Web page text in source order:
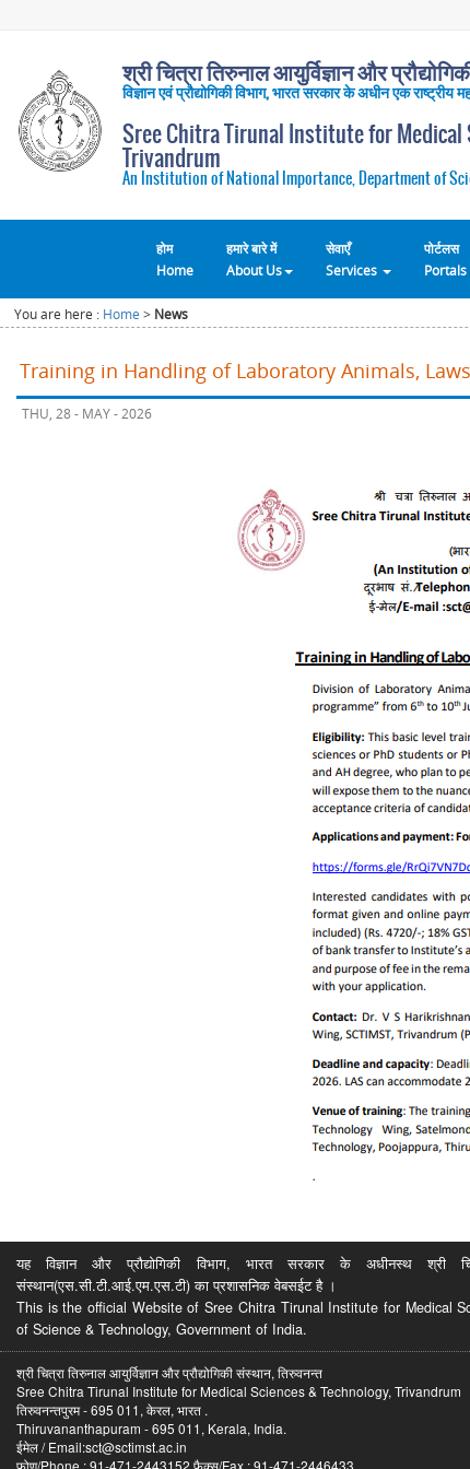
श्री चित्रा तिरुनाल आयुर्विज्ञान और
विज्ञान एवं प्रौद्योगिकी विभाग, भारत सरकार के अधीन एक राष्ट्रीय
Sree Chitra Tirunal Institute for Medical
Trivandrum
An Institution of National Importance, Department of
होम
Home
हमारे बारे में
About Us
सेवाएँ
Services
पोर्टलस
Portals
You are here : Home > News
Training in Handling of Laboratory Animals,
THU, 28 - MAY - 2026
यह विज्ञान और प्रौद्योगिकी विभाग, भारत सरकार के अधीनस्थ श्री
संस्थान(एस.सी.टी.आई.एम.एस.टी) का प्रशासनिक वेबसईट है ।
This is the official Website of Sree Chitra Tirunal Institute for Medical
of Science & Technology, Government of India.
श्री चित्रा तिरुनाल आयुर्विज्ञान और प्रौद्योगिकी संस्थान, तिरुवनन्त
Sree Chitra Tirunal Institute for Medical Sciences & Technology, Trivandrum
तिरुवनन्तपुरम - 695 011, केरल, भारत .
Thiruvananthapuram - 695 011, Kerala, India.
ईमेल / Email:sct@sctimst.ac.in
फोण/Phone : 91-471-2443152 फैक्स/Fax : 91-471-2446433